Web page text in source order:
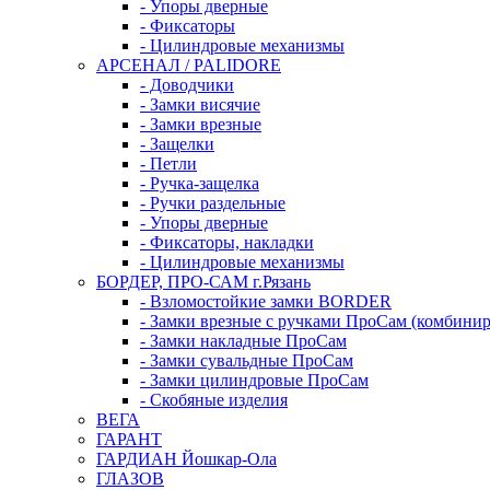
- Упоры дверные
- Фиксаторы
- Цилиндровые механизмы
АРСЕНАЛ / PALIDORE
- Доводчики
- Замки висячие
- Замки врезные
- Защелки
- Петли
- Ручка-защелка
- Ручки раздельные
- Упоры дверные
- Фиксаторы, накладки
- Цилиндровые механизмы
БОРДЕР, ПРО-САМ г.Рязань
- Взломостойкие замки BORDER
- Замки врезные с ручками ПроСам
- Замки накладные ПроСам
- Замки сувальдные ПроСам
- Замки цилиндровые ПроСам
- Скобяные изделия
ВЕГА
ГАРАНТ
ГАРДИАН Йошкар-Ола
ГЛАЗОВ